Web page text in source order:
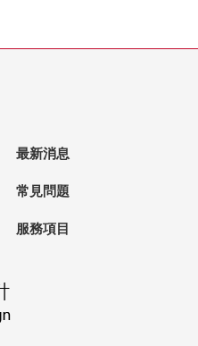
最新消息
常見問題
服務項目